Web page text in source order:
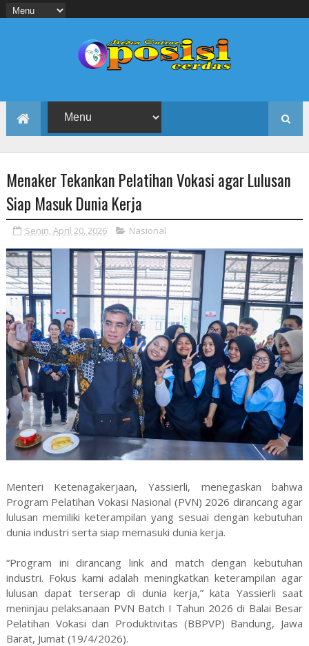
Menaker Tekankan Pelatihan Vokasi agar Lulusan
Siap Masuk Dunia Kerja
Senin, April 20, 2026 Nasional
Menteri Ketenagakerjaan, Yassierli, menegaskan bahwa
Program Pelatihan Vokasi Nasional (PVN) 2026 dirancang agar
lulusan memiliki keterampilan yang sesuai dengan kebutuhan
dunia industri serta siap memasuki dunia kerja.
“Program ini dirancang link and match dengan kebutuhan
industri. Fokus kami adalah meningkatkan keterampilan agar
lulusan dapat terserap di dunia kerja,” kata Yassierli saat
meninjau pelaksanaan PVN Batch I Tahun 2026 di Balai Besar
Pelatihan Vokasi dan Produktivitas (BBPVP) Bandung, Jawa
Barat, Jumat (19/4/2026).